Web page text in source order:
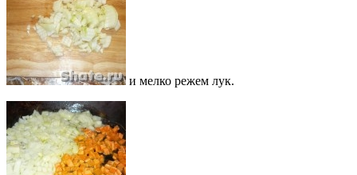
и мелко режем лук.